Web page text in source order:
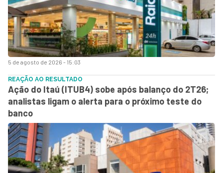
5 de agosto de 2026 - 15:03
REAÇÃO AO RESULTADO
Ação do Itaú (ITUB4) sobe após balanço do 2T26;
analistas ligam o alerta para o próximo teste do
banco